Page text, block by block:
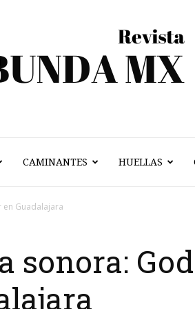
Vagabunda
CAMINANTES HUELLAS
Guadalajara